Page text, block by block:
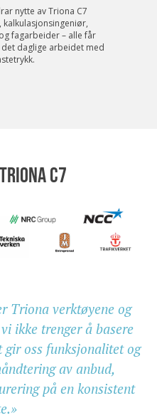
nytte av Triona C7
kalkulasjonsingeniør,
fagarbeider – alle får
daglige arbeidet med
C7
Triona verktøyene og
ikke trenger å basere
gir oss funksjonalitet og
av anbud,
på en konsistent